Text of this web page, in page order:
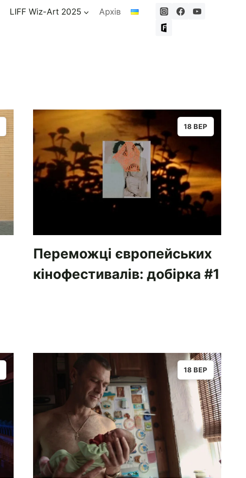
LIFF Wiz-Art 2025 Архів
18 ВЕР
Переможці європейських
кінофестивалів: добірка #1
18 ВЕР